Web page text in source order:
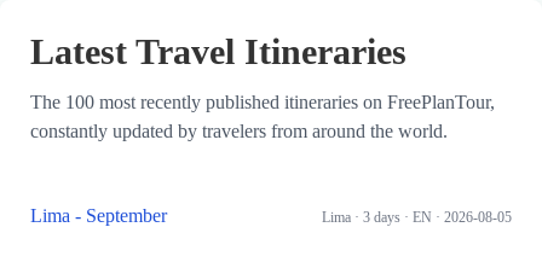
Latest Travel Itineraries
The 100 most recently published itineraries on FreePlanTour,
constantly updated by travelers from around the world.
Lima - September Lima · 3 days · EN · 2026-08-05